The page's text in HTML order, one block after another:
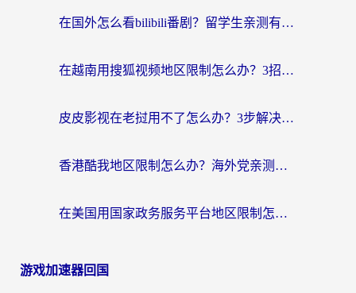
在国外怎么看bilibili番剧？留学生亲测有效的地域限制突破指南（附酷我酷狗音乐解决方法）
在越南用搜狐视频地区限制怎么办？3招解决海外看国内剧难题（附西瓜视频CCTV观看技巧）
皮皮影视在老挝用不了怎么办？3步解决海外看国内影视&财经的痛点
香港酷我地区限制怎么办？海外党亲测有效的回国加速方案来了
在美国用国家政务服务平台地区限制怎么办？海外华人必备的突破攻略（附追剧看片技巧）
游戏加速器回国